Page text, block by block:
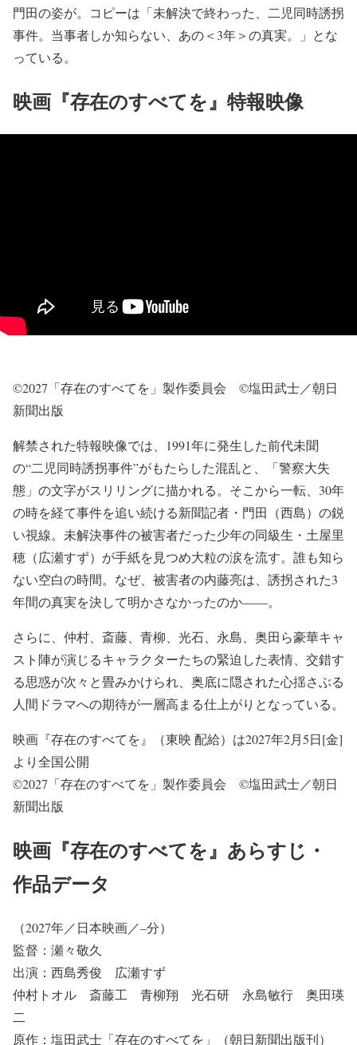
門田の姿が。コピーは「未解決で終わった、二児同時誘拐
事件。当事者しか知らない、あの＜3年＞の真実。」とな
っている。
映画『存在のすべてを』特報映像
©2027「存在のすべてを」製作委員会 ©塩田武士／朝日
新聞出版
解禁された特報映像では、1991年に発生した前代未聞
の“二児同時誘拐事件”がもたらした混乱と、「警察大失
態」の文字がスリリングに描かれる。そこから一転、30年
の時を経て事件を追い続ける新聞記者・門田（西島）の鋭
い視線。未解決事件の被害者だった少年の同級生・土屋里
穂（広瀬すず）が手紙を見つめ大粒の涙を流す。誰も知ら
ない空白の時間。なぜ、被害者の内藤亮は、誘拐された3
年間の真実を決して明かさなかったのか――。
さらに、仲村、斎藤、青柳、光石、永島、奥田ら豪華キャ
スト陣が演じるキャラクターたちの緊迫した表情、交錯す
る思惑が次々と畳みかけられ、奥底に隠された心揺さぶる
人間ドラマへの期待が一層高まる仕上がりとなっている。
映画『存在のすべてを』（東映 配給）は2027年2月5日[金]
より全国公開
©2027「存在のすべてを」製作委員会 ©塩田武士／朝日
新聞出版
映画『存在のすべてを』あらすじ・
作品データ
（2027年／日本映画／–分）
監督：瀬々敬久
出演：西島秀俊 広瀬すず
仲村トオル 斎藤工 青柳翔 光石研 永島敏行 奥田瑛
二
原作：塩田武士「存在のすべてを」（朝日新聞出版刊）